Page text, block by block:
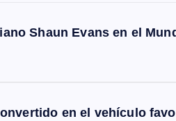
Shaun Evans en el
en el vehículo